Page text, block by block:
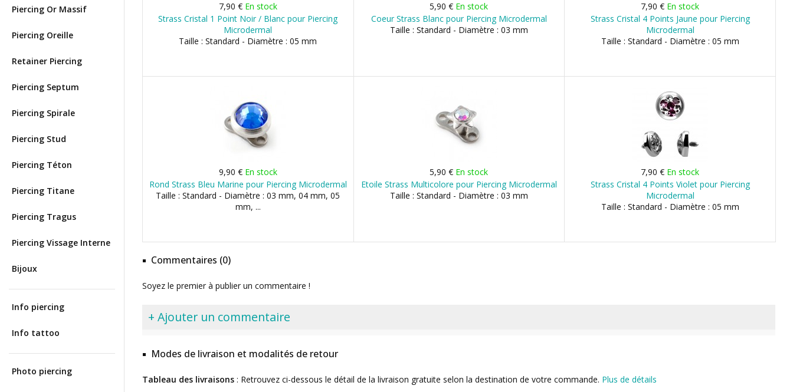
Piercing Or Massif
Piercing Oreille
Retainer Piercing
Piercing Septum
Piercing Spirale
Piercing Stud
Piercing Téton
Piercing Titane
Piercing Tragus
Piercing Vissage Interne
Bijoux
Info piercing
Info tattoo
Photo piercing
7,90 € En stock
Strass Cristal 1 Point Noir / Blanc pour Piercing
Microdermal
Taille : Standard - Diamètre : 05 mm
5,90 € En stock
Coeur Strass Blanc pour Piercing Microdermal
Taille : Standard - Diamètre : 03 mm
7,90 € En stock
Strass Cristal 4 Points Jaune pour Piercing
Microdermal
Taille : Standard - Diamètre : 05 mm
9,90 € En stock
Rond Strass Bleu Marine pour Piercing Microdermal
Taille : Standard - Diamètre : 03 mm, 04 mm, 05
mm, ...
5,90 € En stock
Etoile Strass Multicolore pour Piercing Microdermal
Taille : Standard - Diamètre : 03 mm
7,90 € En stock
Strass Cristal 4 Points Violet pour Piercing
Microdermal
Taille : Standard - Diamètre : 05 mm
Commentaires (0)
Soyez le premier à publier un commentaire !
+ Ajouter un commentaire
Modes de livraison et modalités de retour
Tableau des livraisons : Retrouvez ci-dessous le détail de la livraison gratuite selon la destination de votre commande. Plus de détails